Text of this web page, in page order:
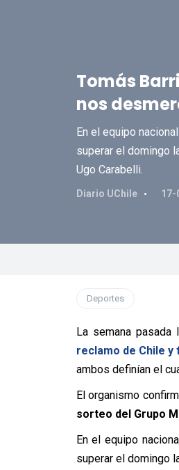
Tomás
nos
En el equipo
superar el domingo
Ugo Carabelli.
Diario UChile 17-
Deportes
La semana
reclamo de Chile
ambos definían el
El organismo
sorteo del Grupo
En el equipo
superar el domingo